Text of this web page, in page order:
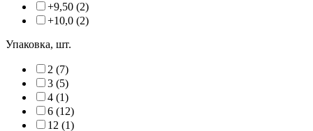
+9,50 (2)
+10,0 (2)
Упаковка, шт.
2 (7)
3 (5)
4 (1)
6 (12)
12 (1)